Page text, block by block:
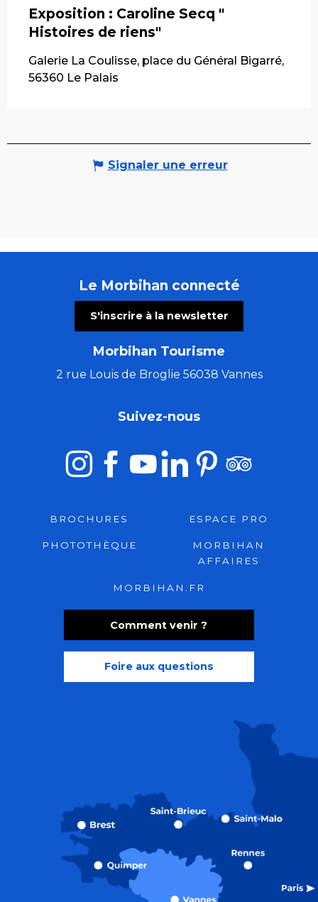
Exposition : Caroline Secq "
Histoires de riens"
Galerie La Coulisse, place du Général Bigarré,
56360 Le Palais
Signaler une erreur
Le Morbihan connecté
S'inscrire à la newsletter
Morbihan Tourisme
2 rue Louis de Broglie 56038 Vannes
Comment venir ?
Foire aux questions
Suivez-nous
BROCHURES ESPACE PRO
PHOTOTHÈQUE
MORBIHAN
AFFAIRES
MORBIHAN.FR